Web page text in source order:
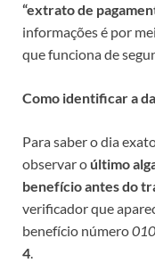
“extrato de
informações é por
que funciona de
Como identificar a
Para saber o dia
observar o último
benefício antes do
verificador que
benefício número
4.